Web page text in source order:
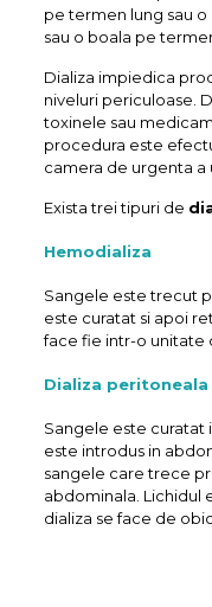
pe termen lung sau
sau o boala pe
Dializa impiedica
niveluri periculoase.
toxinele sau
procedura este
camera de urgenta a
Exista trei tipuri de
Hemodializa
Sangele este trecut
este curatat si apoi
face fie intr-o unitate
Dializa peritoneala
Sangele este curatat
este introdus in
sangele care trece
abdominala. Lichidul
dializa se face de